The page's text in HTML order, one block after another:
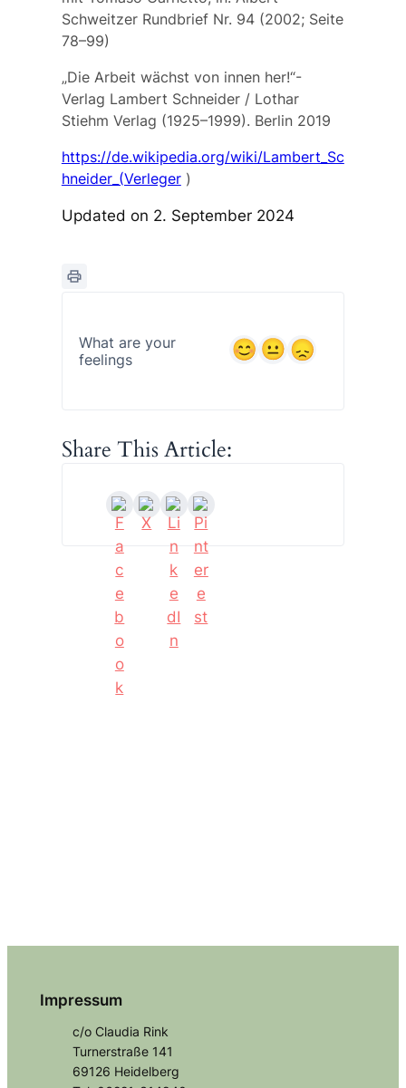
Schweitzer Rundbrief Nr. 94 (2002; Seite
78–99)
„Die Arbeit wächst von innen her!“-
Verlag Lambert Schneider / Lothar
Stiehm Verlag (1925–1999). Berlin 2019
https://de.wikipedia.org/wiki/Lambert_Sc
hneider_(Verleger)
Updated on 2. September 2024
What are your
feelings
Share This Article:
Impressum
c/o Claudia Rink
Turnerstraße 141
69126 Heidelberg